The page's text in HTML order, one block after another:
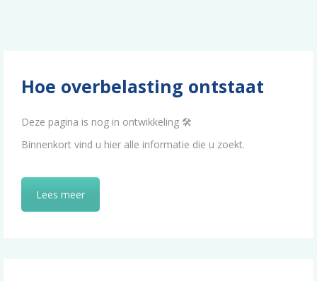
Hoe overbelasting ontstaat
Deze pagina is nog in ontwikkeling 🛠️
Binnenkort vind u hier alle informatie die u zoekt.
Lees meer